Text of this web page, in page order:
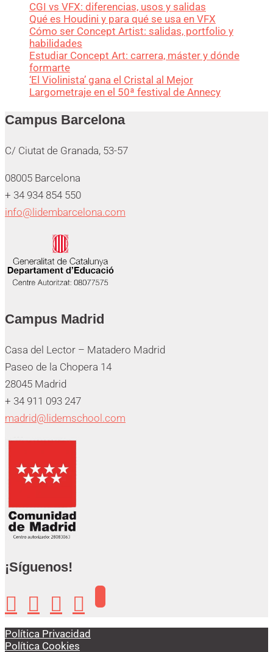
CGI vs VFX: diferencias, usos y salidas
Qué es Houdini y para qué se usa en VFX
Cómo ser Concept Artist: salidas, portfolio y
habilidades
Estudiar Concept Art: carrera, máster y dónde
formarte
‘El Violinista’ gana el Cristal al Mejor
Largometraje en el 50ª festival de Annecy
Campus Barcelona
C/ Ciutat de Granada, 53-57
08005 Barcelona
+ 34 934 854 550
info@lidembarcelona.com
Campus Madrid
Casa del Lector – Matadero Madrid
Paseo de la Chopera 14
28045 Madrid
+ 34 911 093 247
madrid@lidemschool.com
¡Síguenos!
   
Política Privacidad
Política Cookies